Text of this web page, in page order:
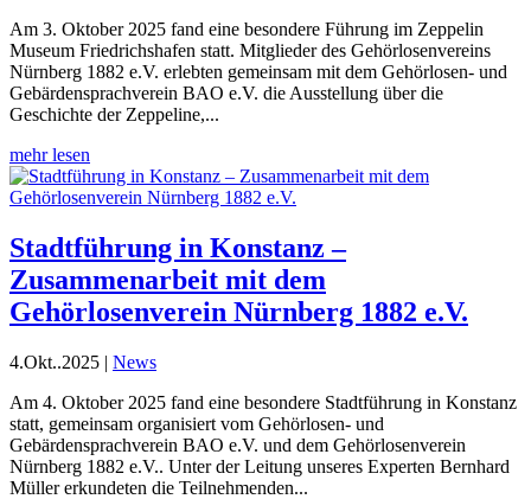
Am 3. Oktober 2025 fand eine besondere Führung im Zeppelin
Museum Friedrichshafen statt. Mitglieder des Gehörlosenvereins
Nürnberg 1882 e.V. erlebten gemeinsam mit dem Gehörlosen- und
Gebärdensprachverein BAO e.V. die Ausstellung über die
Geschichte der Zeppeline,...
mehr lesen
Stadtführung in Konstanz –
Zusammenarbeit mit dem
Gehörlosenverein Nürnberg 1882 e.V.
4.Okt..2025 | News
Am 4. Oktober 2025 fand eine besondere Stadtführung in Konstanz
statt, gemeinsam organisiert vom Gehörlosen- und
Gebärdensprachverein BAO e.V. und dem Gehörlosenverein
Nürnberg 1882 e.V.. Unter der Leitung unseres Experten Bernhard
Müller erkundeten die Teilnehmenden...